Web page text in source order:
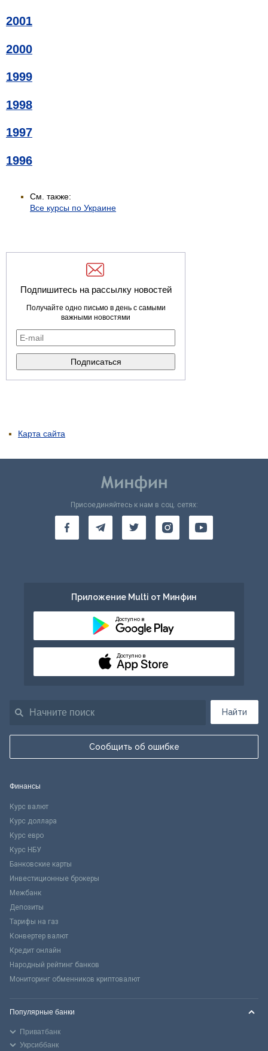
2001
2000
1999
1998
1997
1996
См. также:
Все курсы по Украине
Подпишитесь на рассылку новостей
Получайте одно письмо в день с самыми
важными новостями
Карта сайта
Найти
Сообщить об ошибке
Присоединяйтесь к нам в соц. сетях:
Приложение Multi от Минфин
Доступно в
Доступно в
Финансы
Курс валют
Курс доллара
Курс евро
Курс НБУ
Банковские карты
Инвестиционные брокеры
Межбанк
Депозиты
Тарифы на газ
Конвертер валют
Кредит онлайн
Народный рейтинг банков
Мониторинг обменников криптовалют
Популярные банки
Приватбанк
Укрсиббанк